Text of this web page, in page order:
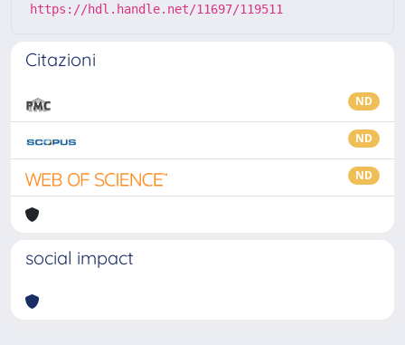
https://hdl.handle.net/11697/119511
Citazioni
ND
ND
ND
social impact